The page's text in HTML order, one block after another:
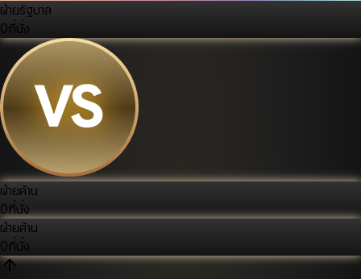
ฝ่ายรัฐบาล
0ที่นั่ง
ฝ่ายค้าน
0ที่นั่ง
ฝ่ายค้าน
0ที่นั่ง